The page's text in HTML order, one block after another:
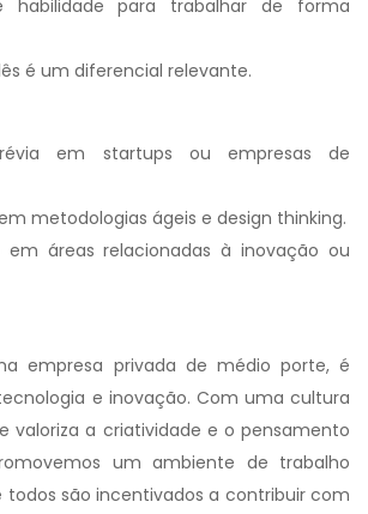
habilidade para trabalhar de forma
é um diferencial relevante.
em startups ou empresas de
metodologias ágeis e design thinking.
em áreas relacionadas à inovação ou
empresa privada de médio porte, é
e inovação. Com uma cultura
valoriza a criatividade e o pensamento
um ambiente de trabalho
todos são incentivados a contribuir com